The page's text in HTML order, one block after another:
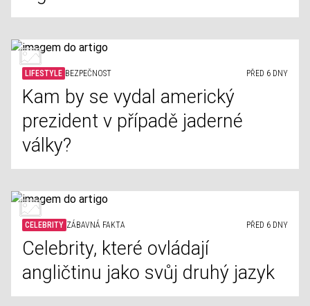
LIFESTYLE BEZPEČNOST PŘED 6 DNY
Kam by se vydal americký
prezident v případě jaderné
války?
CELEBRITY ZÁBAVNÁ FAKTA PŘED 6 DNY
Celebrity, které ovládají
angličtinu jako svůj druhý jazyk